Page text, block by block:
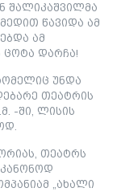
შალიკაშვილმა
წავიდა ამ
ამ
დარჩა!
უნდა
თეატრის
-ში, ლისის
თეატრს
„ახალი